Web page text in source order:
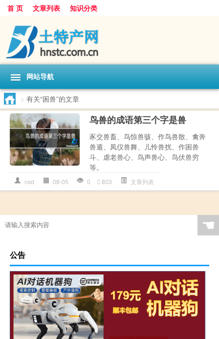
首 页 文章列表 知识分类
网站导航
> 有关“困兽”的文章
鸟兽的成语第三个字是兽
豕交兽畜、鸟惊兽骇、作鸟兽散、禽奔
兽遁、凤仪兽舞、儿怜兽扰、作困兽
斗、虐老兽心、鸟声兽心、鸟伏兽穷
等。
nsd 08-05 0 803 文章列表
☚
公告